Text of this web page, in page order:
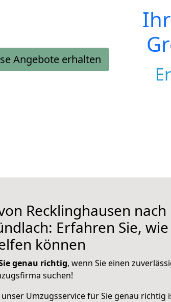
Angebote erhalten
Recklinghausen nach
Erfahren Sie,
können
genau richtig, wenn Sie einen
suchen!
unser Umzugsservice für Sie genau richtig